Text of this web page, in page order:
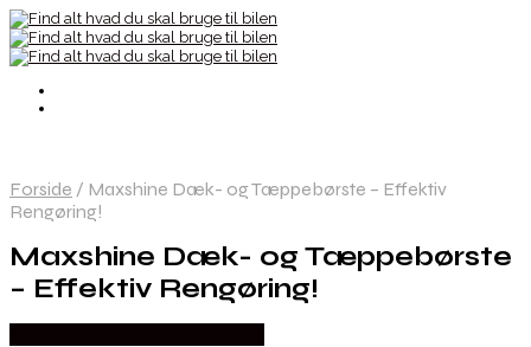
Forside / Maxshine Dæk- og Tæppebørste – Effektiv
Rengøring!
Maxshine Dæk- og Tæppebørste
– Effektiv Rengøring!